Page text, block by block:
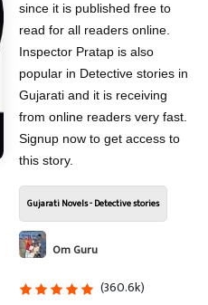
since it is published free to
read for all readers online.
Inspector Pratap is also
popular in Detective stories in
Gujarati and it is receiving
from online readers very fast.
Signup now to get access to
this story.
Gujarati Novels - Detective stories
Om Guru
(360.6k)